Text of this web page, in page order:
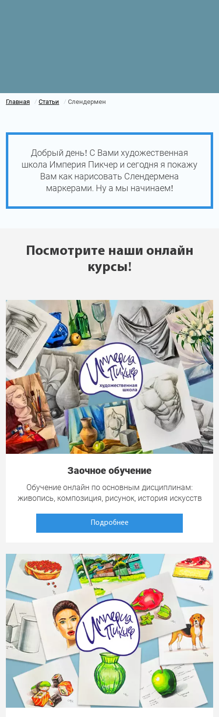
Главная / Статьи / Слендермен
Добрый день! С Вами художественная
школа Империя Пикчер и сегодня я покажу
Вам как нарисовать Слендермена
маркерами. Ну а мы начинаем!
Посмотрите наши онлайн
курсы!
Заочное обучение
Обучение онлайн по основным дисциплинам:
живопись, композиция, рисунок, история искусств
Подробнее